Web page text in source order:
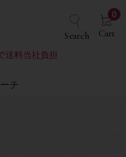
Search Cart
0
送料当社負担
チ